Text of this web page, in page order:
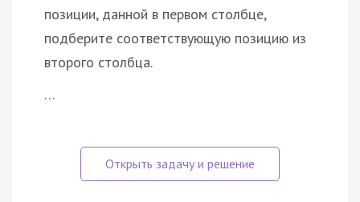
позиции, данной в первом столбце,
подберите соответствующую позицию из
второго столбца.
…